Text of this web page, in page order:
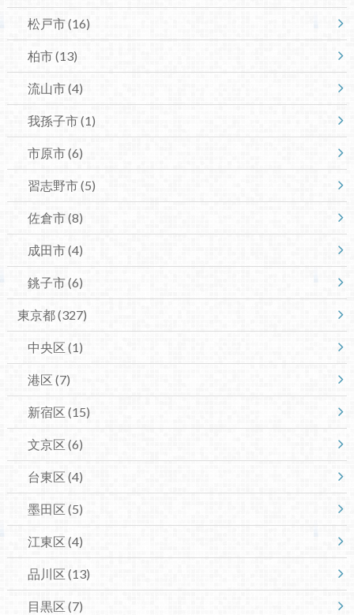
松戸市(16)
柏市(13)
流山市(4)
我孫子市(1)
市原市(6)
習志野市(5)
佐倉市(8)
成田市(4)
銚子市(6)
東京都(327)
中央区 (1)
港区 (7)
新宿区 (15)
文京区 (6)
台東区 (4)
墨田区 (5)
江東区 (4)
品川区 (13)
目黒区 (7)